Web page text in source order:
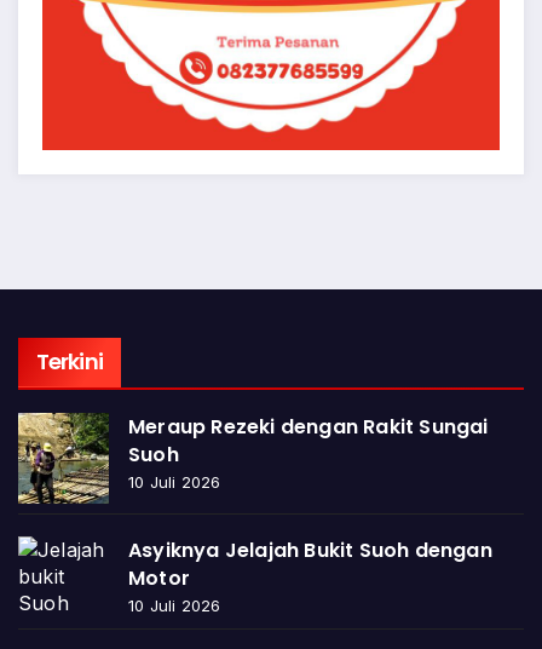
Terkini
Meraup Rezeki dengan Rakit Sungai
Suoh
10 Juli 2026
Asyiknya Jelajah Bukit Suoh dengan
Motor
10 Juli 2026